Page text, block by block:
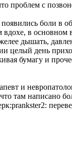
проблем с
появились боли в
вдохе, в основном
дышать,
целый день
бумагу и
и
там написано